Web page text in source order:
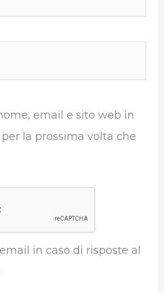
email e sito web in
la prossima volta che
in caso di risposte al